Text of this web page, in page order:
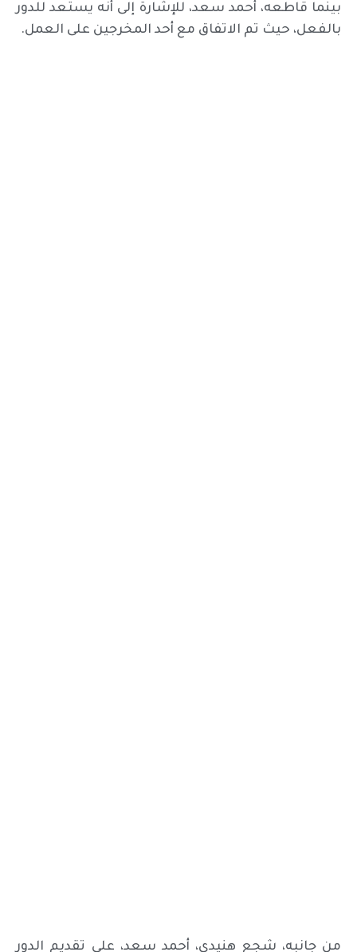
بينما قاطعه، أحمد سعد، للإشارة إلى أنه يستعد للدور
بالفعل، حيث تم الاتفاق مع أحد المخرجين على العمل.
من جانبه، شجع هنيدي، أحمد سعد، على تقديم الدور